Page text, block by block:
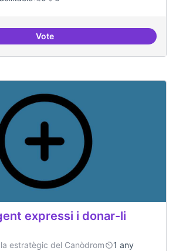
VoteTrobades democràtiques
expressi i donar-li
estratègic del Canòdrom
1 any